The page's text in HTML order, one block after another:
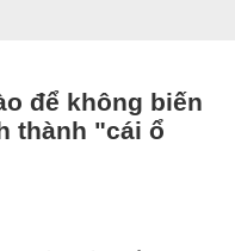
để không biến
thành "cái ổ